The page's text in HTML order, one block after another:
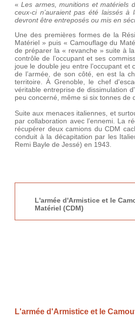
«Les armes, munitions et matériels
ceux-ci n’auraient pas été laissés à
devront être entreposés ou mis en
Une des premières formes de la
Matériel » puis « Camouflage du
de préparer la « revanche » suite à
contrôle de l’occupant et ses
joue le double jeu entre l’occupant
de l’armée, de son côté, en est la
territoire. À Grenoble, le chef
véritable entreprise de dissimulation
peu concerné, même si six tonnes
Suite aux menaces italiennes, et
par collaboration avec l’ennemi. La
récupérer deux camions du CDM
conduit à la décapitation par les
Remi Bayle de Jessé) en 1943.
L'armée d'Armistice et le
Matériel (CDM)
L'armée d'Armistice et le